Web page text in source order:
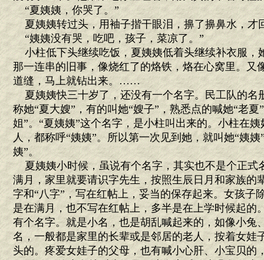
“夏姨姨，你哭了。”
夏姨姨转过头，用袖子揩干眼泪，擤了擤鼻水，才
“姨姨没有哭，吃吧，孩子，菜凉了。”
小柱低下头继续吃饭，夏姨姨低着头继续补衣服，
那一连串的旧事，像烧红了的烙铁，烙在心窝里。又
道缝，马上就钻出来。……
夏姨姨快三十岁了，还没有一个名字。民工队的名
称她“夏大嫂”，有的叫她“嫂子”，熟悉点的喊她“老
姐”。“夏姨姨”这个名字，是小柱叫出来的。小柱在
人，都称呼“姨姨”。所以第一次见到她，就叫她“姨
姨”。
夏姨姨小时候，虽说有个名字，其实也不是个正式
满月，家里就要请识字先生，按照生辰日月和家族的
字和“八字”，写在红帖上，妥当的保存起来。女孩子
是在满月，也不写在红帖上，多半是在上学时候起的
有个名字。就是小名，也是胡乱喊起来的，如像小
名，一般都是家里的长辈或是邻居的老人，按着女娃
头的。疼爱女娃子的父母，也有喊小心肝、小宝贝的